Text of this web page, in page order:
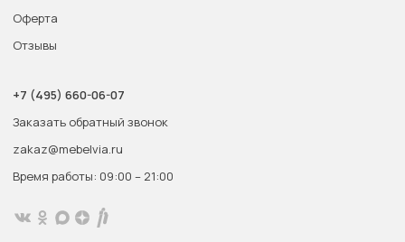
Оферта
Отзывы
+7 (495) 660-06-07
Заказать обратный звонок
zakaz@mebelvia.ru
Время работы: 09:00 – 21:00